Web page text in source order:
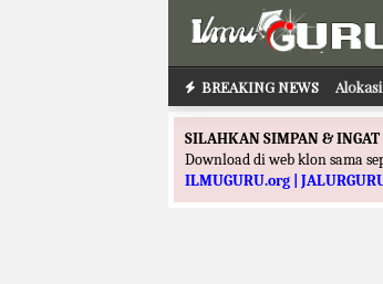
BREAKING NEWS
SILAHKAN SIMPAN &
Download di web klon sama
ILMUGURU.org |